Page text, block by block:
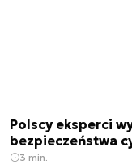
Polscy eksperci
bezpieczeństwa
3 min.